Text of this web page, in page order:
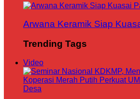
Arwana Keramik Siap
Trending Tags
Video